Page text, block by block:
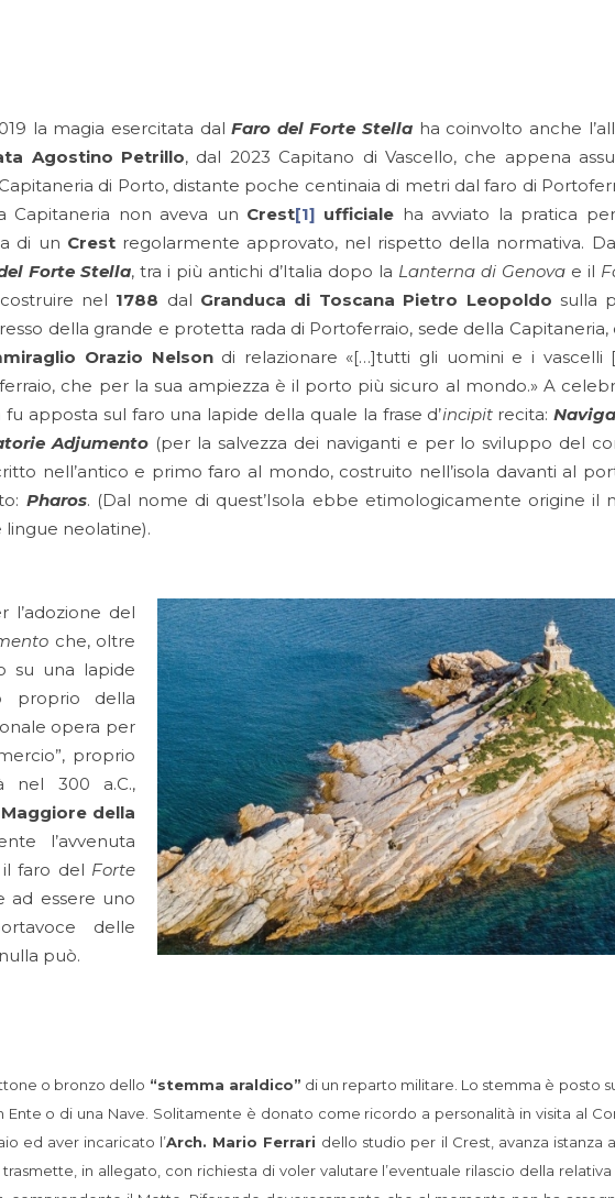
la magia esercitata dalFaro del Forte Stella ha coinvolto anche
Agostino Petrillo, dal 2023 Capitano di Vascello, che appena
di Porto, distante poche centinaia di metri dal faro di
Capitaneria non aveva un Crest[1] ufficiale ha avviato la pratica
di un Crestregolarmente approvato, nel rispetto della normativa.
Forte Stella, tra i più antichi d’Italia dopo la Lanterna di Genova e il
nel 1788 dal Granduca di Toscana Pietro Leopoldo sulla
della grande e protetta rada di Portoferraio, sede della
Orazio Nelson di relazionare «[…]tutti gli uomini e i vascelli
che per la sua ampiezza è il porto più sicuro al mondo.» A
fu apposta sul faro una lapide della quale la frase d’incipitrecita:
Adjumento (per la salvezza dei naviganti e per lo sviluppo del
nell’antico e primo faro al mondo, costruito nell’isola davanti al
Pharos. (Dal nome di quest’Isola ebbe etimologicamente origine il
lingue neolatine).
l’adozione del
che, oltre
su una lapide
proprio della
opera per
proprio
nel 300 a.C.,
della
l’avvenuta
faro del Forte
ad essere uno
delle
può.
o bronzo dello “stemma araldico” di un reparto militare. Lo stemma è posto
o di una Nave. Solitamente è donato come ricordo a personalità in visita al
ed aver incaricato l’Arch. Mario Ferrari dello studio per il Crest, avanza istanza
in allegato, con richiesta di voler valutare l’eventuale rilascio della